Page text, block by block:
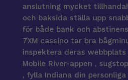
anslutning mycket
och baksida ställa upp
för både bank och
7XM cassino tar bra
inspektera deras
Mobile River-appen ,
, fylla Indiana din